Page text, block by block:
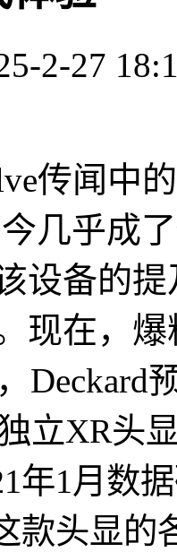
2-27
传闻中
今几乎成
设备的
现在，爆
Deckard
立XR头
年1月数
款头显的